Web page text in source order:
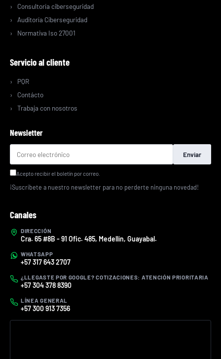
Consultoría ciberseguridad
Auditoría Ciberseguridad
Normativa Iso 27001
Servicio al cliente
PQR
Contácto
Trabaja con nosotros
Newsletter
Enviar
Acepto recibir el boletín por correo.
¡Suscríbete a nuestro newsletter para no perderte ninguna novedad!
Canales
DIRECCIÓN
Cra. 65 #8B - 91 Ofic. 485, Medellín, Guayabal.
WHATSAPP
+57 317 643 2707
¿LLEGASTE POR GOOGLE? COTIZACIONES: ATENCIÓN PRIORITARIA
+57 304 378 8390
LÍNEA GENERAL
+57 300 913 7356